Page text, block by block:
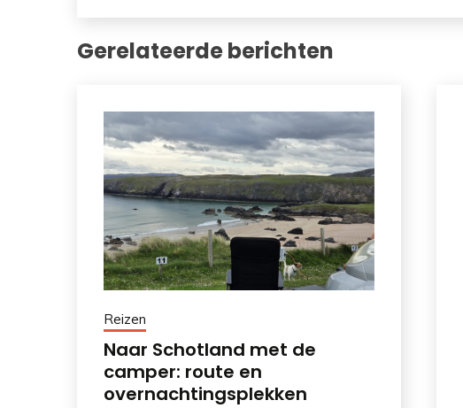
Gerelateerde berichten
Reizen
Naar Schotland met de
camper: route en
overnachtingsplekken